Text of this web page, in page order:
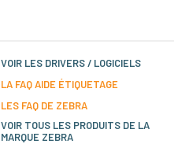
VOIR LES DRIVERS / LOGICIELS
LA FAQ AIDE ÉTIQUETAGE
LES FAQ DE ZEBRA
VOIR TOUS LES PRODUITS DE LA
MARQUE ZEBRA